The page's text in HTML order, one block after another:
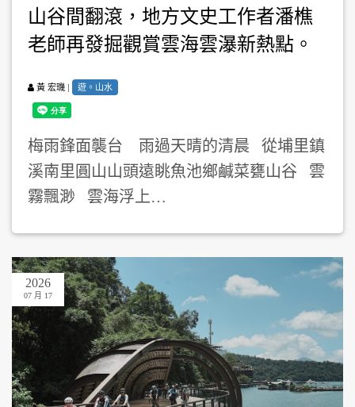
山谷間翻滾，地方文史工作者潘樵
老師再發掘觀賞雲海雲瀑新熱點。
黃 宏璣 | 遊。山水
梅雨鋒面襲台 雨過天晴的清晨 從埔里鎮
溪南里圓山山頭遠眺魚池鄉鹹菜甕山谷 雲
霧飄渺 雲海浮上…
2026
07 月 17